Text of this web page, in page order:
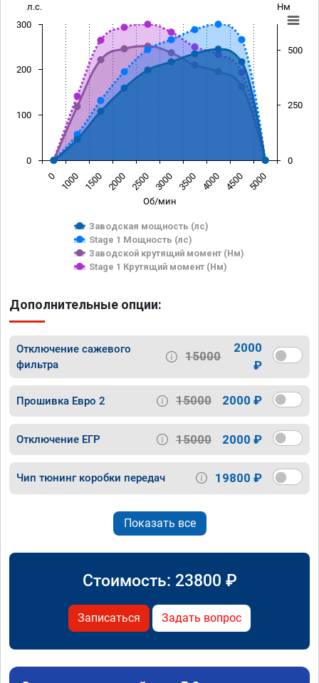
Об/мин
л.с. Нм
Заводская мощность (лс)
Stage 1 Мощность (лс)
Заводской крутящий момент (Нм)
Stage 1 Крутящий момент (Нм)
0 1000 1500 2000 2500 3000 3500 4000 4500 5000
0
100
200
300
0
250
500
Дополнительные опции:
Отключение сажевого
фильтра
15000
2000
₽
Прошивка Евро 2 15000 2000 ₽
Отключение ЕГР 15000 2000 ₽
Чип тюнинг коробки передач 19800 ₽
Показать все
Стоимость: 23800 ₽
Записаться Задать вопрос